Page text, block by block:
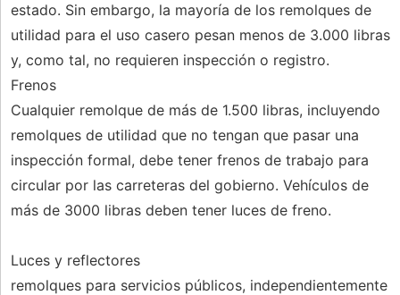
estado. Sin embargo, la mayoría de los remolques de
utilidad para el uso casero pesan menos de 3.000 libras
y, como tal, no requieren inspección o registro.
Frenos
Cualquier remolque de más de 1.500 libras, incluyendo
remolques de utilidad que no tengan que pasar una
inspección formal, debe tener frenos de trabajo para
circular por las carreteras del gobierno. Vehículos de
más de 3000 libras deben tener luces de freno.
Luces y reflectores
remolques para servicios públicos, independientemente